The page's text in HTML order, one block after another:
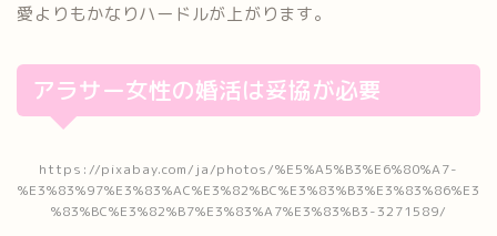
愛よりもかなりハードルが上がります。
アラサー女性の婚活は妥協が必要
https://pixabay.com/ja/photos/%E5%A5%B3%E6%80%A7-
%E3%83%97%E3%83%AC%E3%82%BC%E3%83%B3%E3%83%86%E3
%83%BC%E3%82%B7%E3%83%A7%E3%83%B3-3271589/